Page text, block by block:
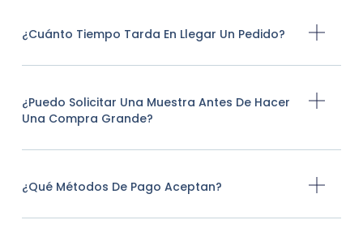
¿Cuánto Tiempo Tarda En Llegar Un Pedido?
¿Puedo Solicitar Una Muestra Antes De Hacer
Una Compra Grande?
¿Qué Métodos De Pago Aceptan?